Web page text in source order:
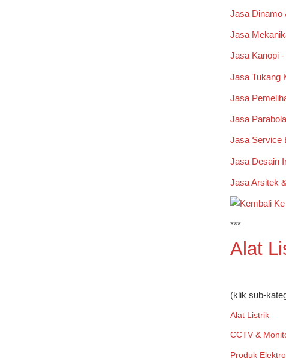
Jasa Dinamo
Jasa
Jasa Kanopi
Jasa Tukang
Jasa
Jasa
Jasa Service
Jasa Desain
Jasa Arsitek
***
Alat
(klik sub-
Alat Listrik
CCTV &
Produk